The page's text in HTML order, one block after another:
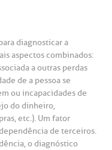
diagnosticar a
aspectos combinados:
a outras perdas
de a pessoa se
ou incapacidades de
do dinheiro,
etc.). Um fator
de terceiros.
o diagnóstico